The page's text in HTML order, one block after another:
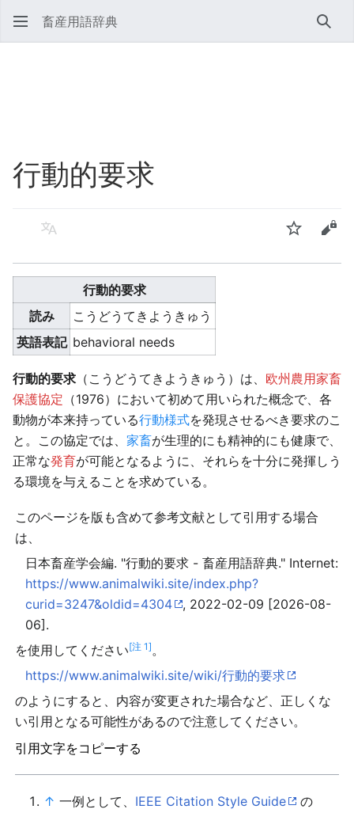
畜産用語辞典 検索
行動的要求
言語 ウォッチソ
行動的要求
読み
こうどうてきようきゅう
英語表記 behavioral needs
行動的要求 （こうどうてきようきゅう）は、 欧州農用家畜
保護協定 （1976）において初めて用いられた概念で、各
動物が本来持っている行動様式を発現させるべき要求のこ
と。この協定では、 家畜が生理的にも精神的にも健康で、
正常な発育が可能となるように、それらを十分に発揮しう
る環境を与えることを求めている。
このページを版も含めて参考文献として引用する場合
は、
日本畜産学会編. "行動的要求 - 畜産用語辞典." Internet:
https://www.animalwiki.site/index.php?
curid=3247&oldid=4304
, 2022-02-09 [2026-08-
06].
を使用してください[注 1]。
https://www.animalwiki.site/wiki/行動的要求
のようにすると、内容が変更された場合など、正しくな
い引用となる可能性があるので注意してください。
引用文字をコピーする
↑ 一例として、 IEEE Citation Style Guide
の